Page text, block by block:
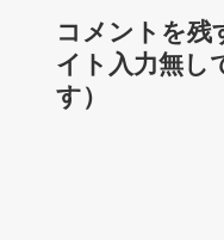
コメントを残
イト入力無し
す）